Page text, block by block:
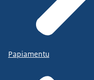
Papiamentu